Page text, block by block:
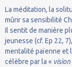
La méditation, la
mûrir sa sensibilité
Il sentit de manière
jeunesse (cf. Ep 22,
mentalité païenne et
célèbre par la « vision